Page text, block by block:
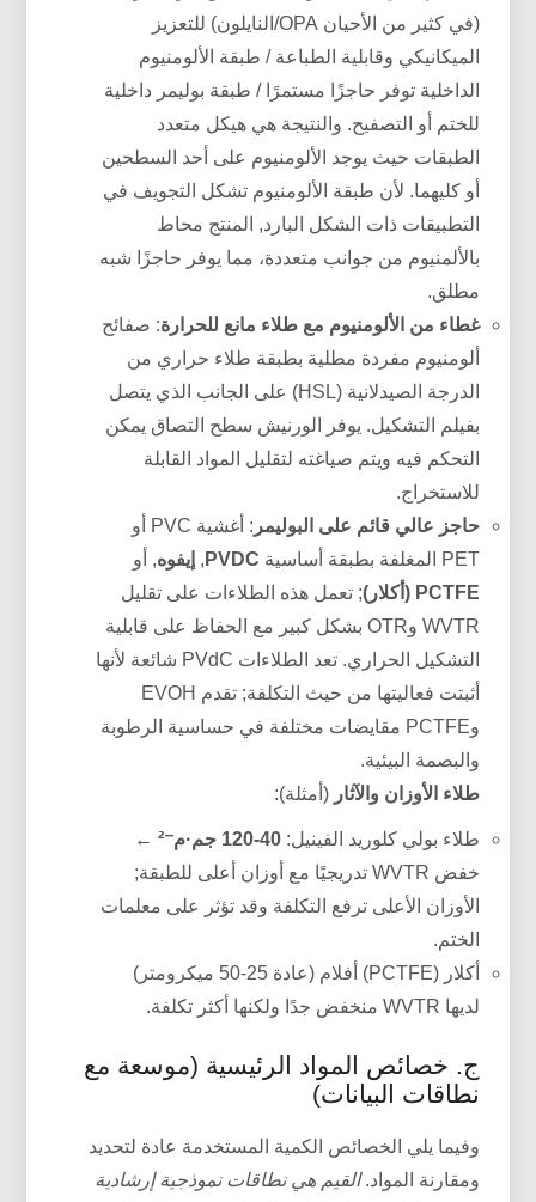
(في كثير من الأحيان OPA/النايلون) للتعزيز
الميكانيكي وقابلية الطباعة / طبقة الألومنيوم
الداخلية توفر حاجزًا مستمرًا / طبقة بوليمر داخلية
للختم أو التصفيح. والنتيجة هي هيكل متعدد
الطبقات حيث يوجد الألومنيوم على أحد السطحين
أو كليهما. لأن طبقة الألومنيوم تشكل التجويف في
التطبيقات ذات الشكل البارد, المنتج محاط
بالألمنيوم من جوانب متعددة، مما يوفر حاجزًا شبه
مطلق.
غطاء من الألومنيوم مع طلاء مانع للحرارة: صفائح
ألومنيوم مفردة مطلية بطبقة طلاء حراري من
الدرجة الصيدلانية (HSL) على الجانب الذي يتصل
بفيلم التشكيل. يوفر الورنيش سطح التصاق يمكن
التحكم فيه ويتم صياغته لتقليل المواد القابلة
للاستخراج.
حاجز عالي قائم على البوليمر
: أغشية PVC أو
PET المغلفة بطبقة أساسية
PVDC
, إيفوه, أو
PCTFE (أكلار)
; تعمل هذه الطلاءات على تقليل
WVTR وOTR بشكل كبير مع الحفاظ على قابلية
التشكيل الحراري. تعد الطلاءات PVdC شائعة لأنها
أثبتت فعاليتها من حيث التكلفة; تقدم EVOH
وPCTFE مقايضات مختلفة في حساسية الرطوبة
والبصمة البيئية.
طلاء الأوزان والآثار (أمثلة):
طلاء بولي كلوريد الفينيل:40-120 جم·م⁻²
←
خفض WVTR تدريجيًا مع أوزان أعلى للطبقة;
الأوزان الأعلى ترفع التكلفة وقد تؤثر على معلمات
الختم.
أكلار (PCTFE) أفلام (عادة 25-50 ميكرومتر)
لديها WVTR منخفض جدًا ولكنها أكثر تكلفة.
ج. خصائص المواد الرئيسية (موسعة مع
نطاقات البيانات)
وفيما يلي الخصائص الكمية المستخدمة عادة لتحديد
ومقارنة المواد.القيم هي نطاقات نموذجية إرشادية